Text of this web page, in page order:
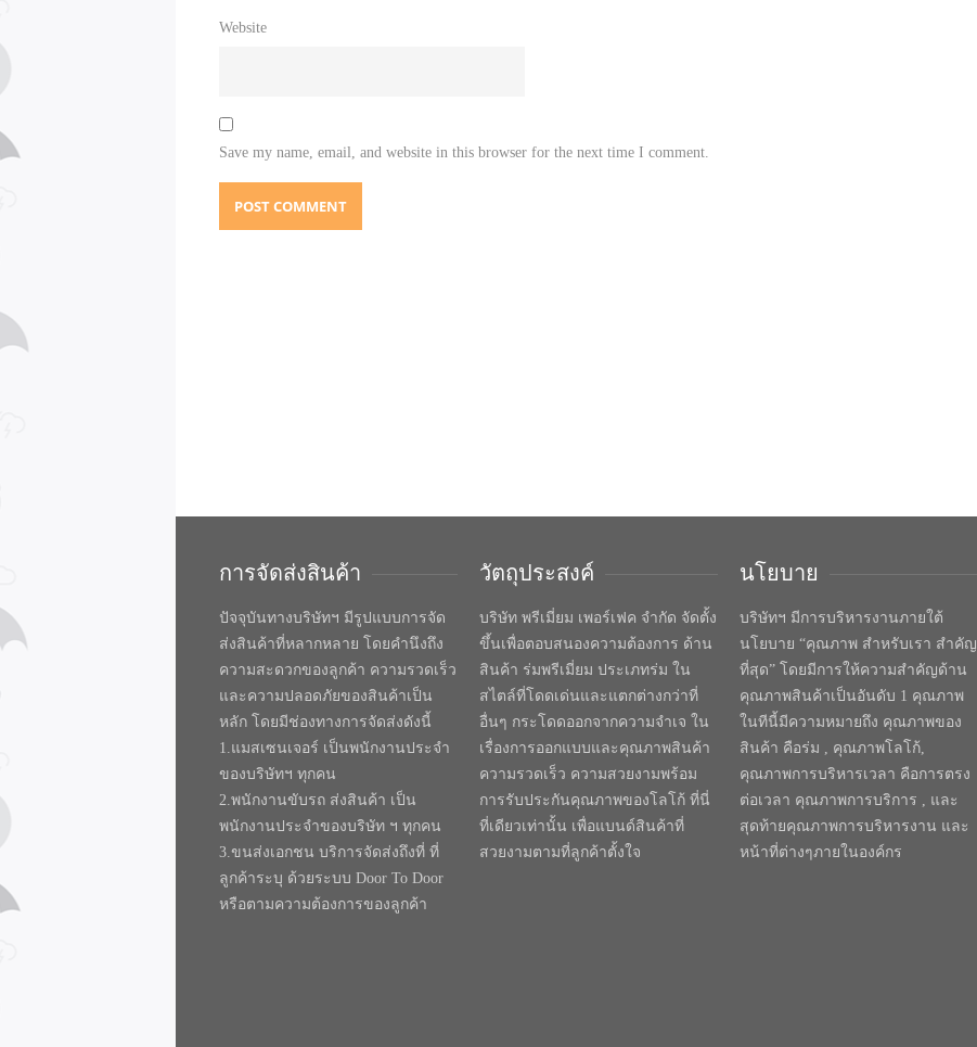
Website
Save my name, email, and website in this browser for the next time I comment.
การจัดส่งสินค้า
ปัจจุบันทางบริษัทฯ มีรูปแบบการจัด
ส่งสินค้าที่หลากหลาย โดยคำนึงถึง
ความสะดวกของลูกค้า ความรวดเร็ว
และความปลอดภัยของสินค้าเป็น
หลัก โดยมีช่องทางการจัดส่งดังนี้
1.แมสเซนเจอร์ เป็นพนักงานประจำ
ของบริษัทฯ ทุกคน
2.พนักงานขับรถ ส่งสินค้า เป็น
พนักงานประจำของบริษัท ฯ ทุกคน
3.ขนส่งเอกชน บริการจัดส่งถึงที่ ที่
ลูกค้าระบุ ด้วยระบบ Door To Door
หรือตามความต้องการของลูกค้า
วัตถุประสงค์
บริษัท พรีเมี่ยม เพอร์เฟค จำกัด จัดตั้ง
ขึ้นเพื่อตอบสนองความต้องการ ด้าน
สินค้า ร่มพรีเมี่ยม ประเภทร่ม ใน
สไตล์ที่โดดเด่นและแตกต่างกว่าที่
อื่นๆ กระโดดออกจากความจำเจ ใน
เรื่องการออกแบบและคุณภาพสินค้า
ความรวดเร็ว ความสวยงามพร้อม
การรับประกันคุณภาพของโลโก้ ที่นี่
ที่เดียวเท่านั้น เพื่อแบนด์สินค้าที่
สวยงามตามที่ลูกค้าตั้งใจ
นโยบาย
บริษัทฯ มีการบริหารงานภายใต้
นโยบาย “คุณภาพ สำหรับเรา สำคัญ
ที่สุด” โดยมีการให้ความสำคัญด้าน
คุณภาพสินค้าเป็นอันดับ 1 คุณภาพ
ในทีนี้มีความหมายถึง คุณภาพของ
สินค้า คือร่ม , คุณภาพโลโก้,
คุณภาพการบริหารเวลา คือการตรง
ต่อเวลา คุณภาพการบริการ , และ
สุดท้ายคุณภาพการบริหารงาน และ
หน้าที่ต่างๆภายในองค์กร